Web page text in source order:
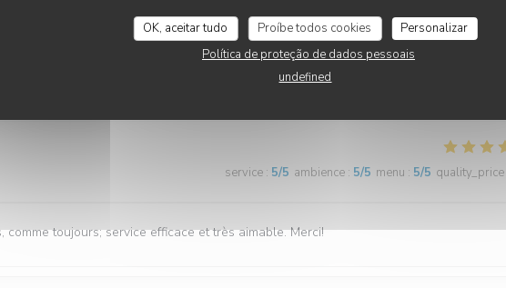
OK, aceitar tudo Proíbe todos cookies
Personalizar
Política de proteção de dados pessoais
undefined
service:5/5 ambience:5/5 menu:5/5 quality_price
cuistots "pakistanais" font de très bonnes galettes lol. C'était très bon. Je
service : 5/5 ambience : 5/5 menu : 5/5 quality_price
toujours; service efficace et très aimable. Merci!